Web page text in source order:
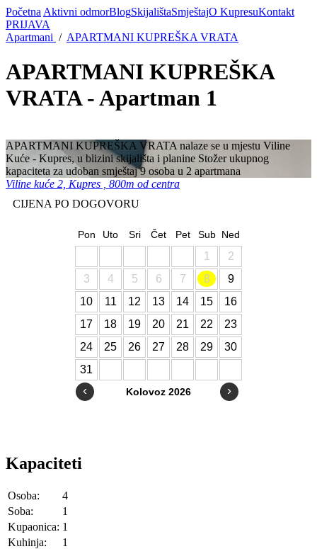
Početna Aktivni odmorBlogSkijalištaSmještajO KupresuKontakt
PRIJAVA
Apartmani / APARTMANI KUPREŠKA VRATA
APARTMANI KUPREŠKA
VRATA - Apartman 1
APARTMANI KUPREŠKA VRATA nalaze se u mjestu Viline
Kuće - Kupres, u blizini skijališta i planine Stožer ukupnog
kapaciteta za udoban smještaj 9 osoba u 2 apartmana
Viline kuće 2, Kupres , 800m od centra
CIJENA PO DOGOVORU
Kapaciteti
Osoba:
4
Soba:
1
Kupaonica: 1
Kuhinja:
1